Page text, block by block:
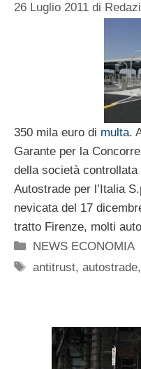
26 Luglio 2011 di
350 mila euro di multa.
Garante per la
della società
Autostrade per l’Italia
nevicata del 17
tratto Firenze, molti
Categorie
NEWS ECONOMIA
Tag
antitrust,autostrade,